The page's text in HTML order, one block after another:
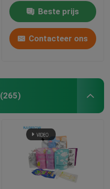
Geurproof Cali
Voedselopslag Mylar
Zakken Op Maat
Bedrukt
Beste prijs
Contacteer ons
(265)